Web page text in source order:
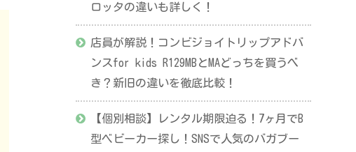
ロッタの違いも詳しく！
店員が解説！コンビジョイトリップアドバ
ンスfor kids R129MBとMAどっちを買うべ
き？新旧の違いを徹底比較！
【個別相談】レンタル期限迫る！7ヶ月でB
型ベビーカー探し！SNSで人気のバガブー